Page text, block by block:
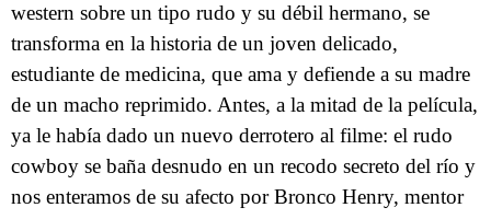
western sobre un tipo rudo y su débil hermano, se
transforma en la historia de un joven delicado,
estudiante de medicina, que ama y defiende a su madre
de un macho reprimido. Antes, a la mitad de la película,
ya le había dado un nuevo derrotero al filme: el rudo
cowboy se baña desnudo en un recodo secreto del río y
nos enteramos de su afecto por Bronco Henry, mentor